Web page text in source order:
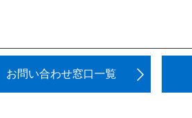
お問い合わせ窓口一覧